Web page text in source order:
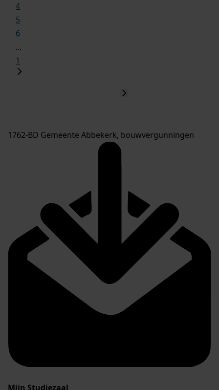
4
5
6
...
1
1762-BD Gemeente Abbekerk, bouwvergunningen
Mijn Studiezaal